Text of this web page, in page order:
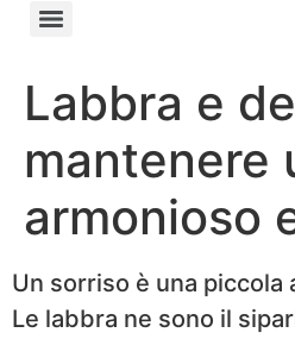
Labbra e
mantenere
armonioso
Un sorriso è una
Le labbra ne sono il